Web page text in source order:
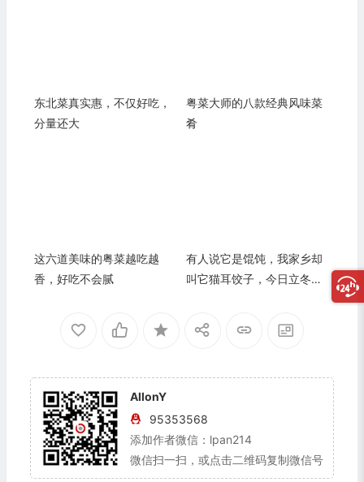
东北菜真实惠，不仅好吃，
分量还大
粤菜大师的八款经典风味菜
肴
这六道美味的粤菜越吃越
香，好吃不会腻
有人说它是馄饨，我家乡却
叫它猫耳饺子，今日立冬就
AllonY
95353568
添加作者微信：lpan214
微信扫一扫，或点击二维码复制微信号